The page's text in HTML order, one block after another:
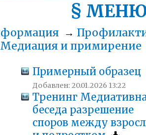
§
→
Медиация и примирение
Примерный образец
Добавлен: 20.01.2026 13:22
Тренинг
беседа разрешение
споров между